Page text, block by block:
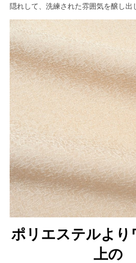
隠れして、洗練された雰囲気を醸し出
ポリエステルより
上の